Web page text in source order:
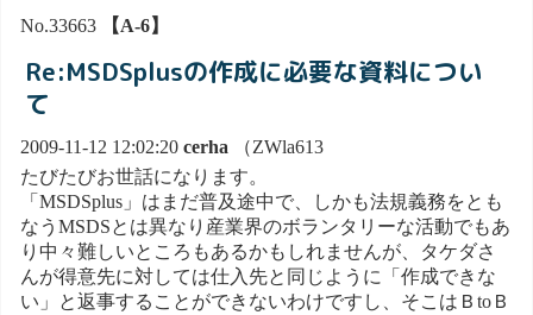
No.33663 【A-6】
Re:MSDSplusの作成に必要な資料につい
て
2009-11-12 12:02:20 cerha （ZWla613
たびたびお世話になります。
「MSDSplus」はまだ普及途中で、しかも法規義務をとも
なうMSDSとは異なり産業界のボランタリーな活動でもあ
り中々難しいところもあるかもしれませんが、タケダさ
んが得意先に対しては仕入先と同じように「作成できな
い」と返事することができないわけですし、そこはＢtoＢ